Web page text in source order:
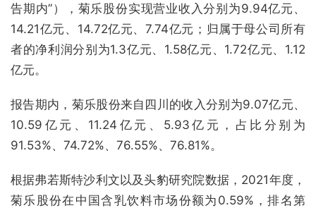
告期内”），菊乐股份实现营业收入分别为9.94亿元、
14.21亿元、14.72亿元、7.74亿元；归属于母公司所有
者的净利润分别为1.3亿元、1.58亿元、1.72亿元、1.12
亿元。
报告期内，菊乐股份来自四川的收入分别为9.07亿元、
10.59亿元、11.24亿元、5.93亿元，占比分别为
91.53%、74.72%、76.55%、76.81%。
根据弗若斯特沙利文以及头豹研究院数据， 2021年度，
菊乐股份在中国含乳饮料市场份额为 0.59% ，排名第